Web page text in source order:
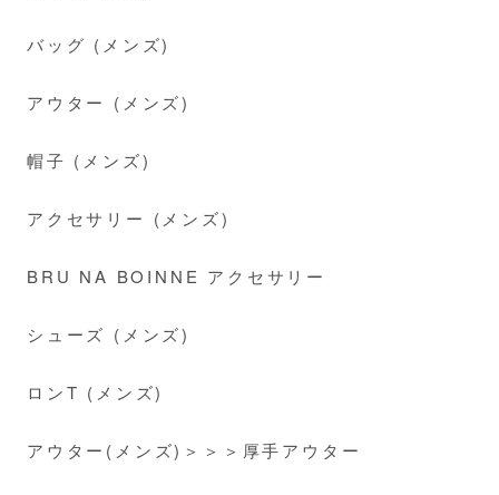
バッグ (メンズ)
アウター (メンズ)
帽子 (メンズ)
アクセサリー (メンズ)
BRU NA BOINNE アクセサリー
シューズ (メンズ)
ロンT (メンズ)
アウター(メンズ)＞＞＞厚手アウター